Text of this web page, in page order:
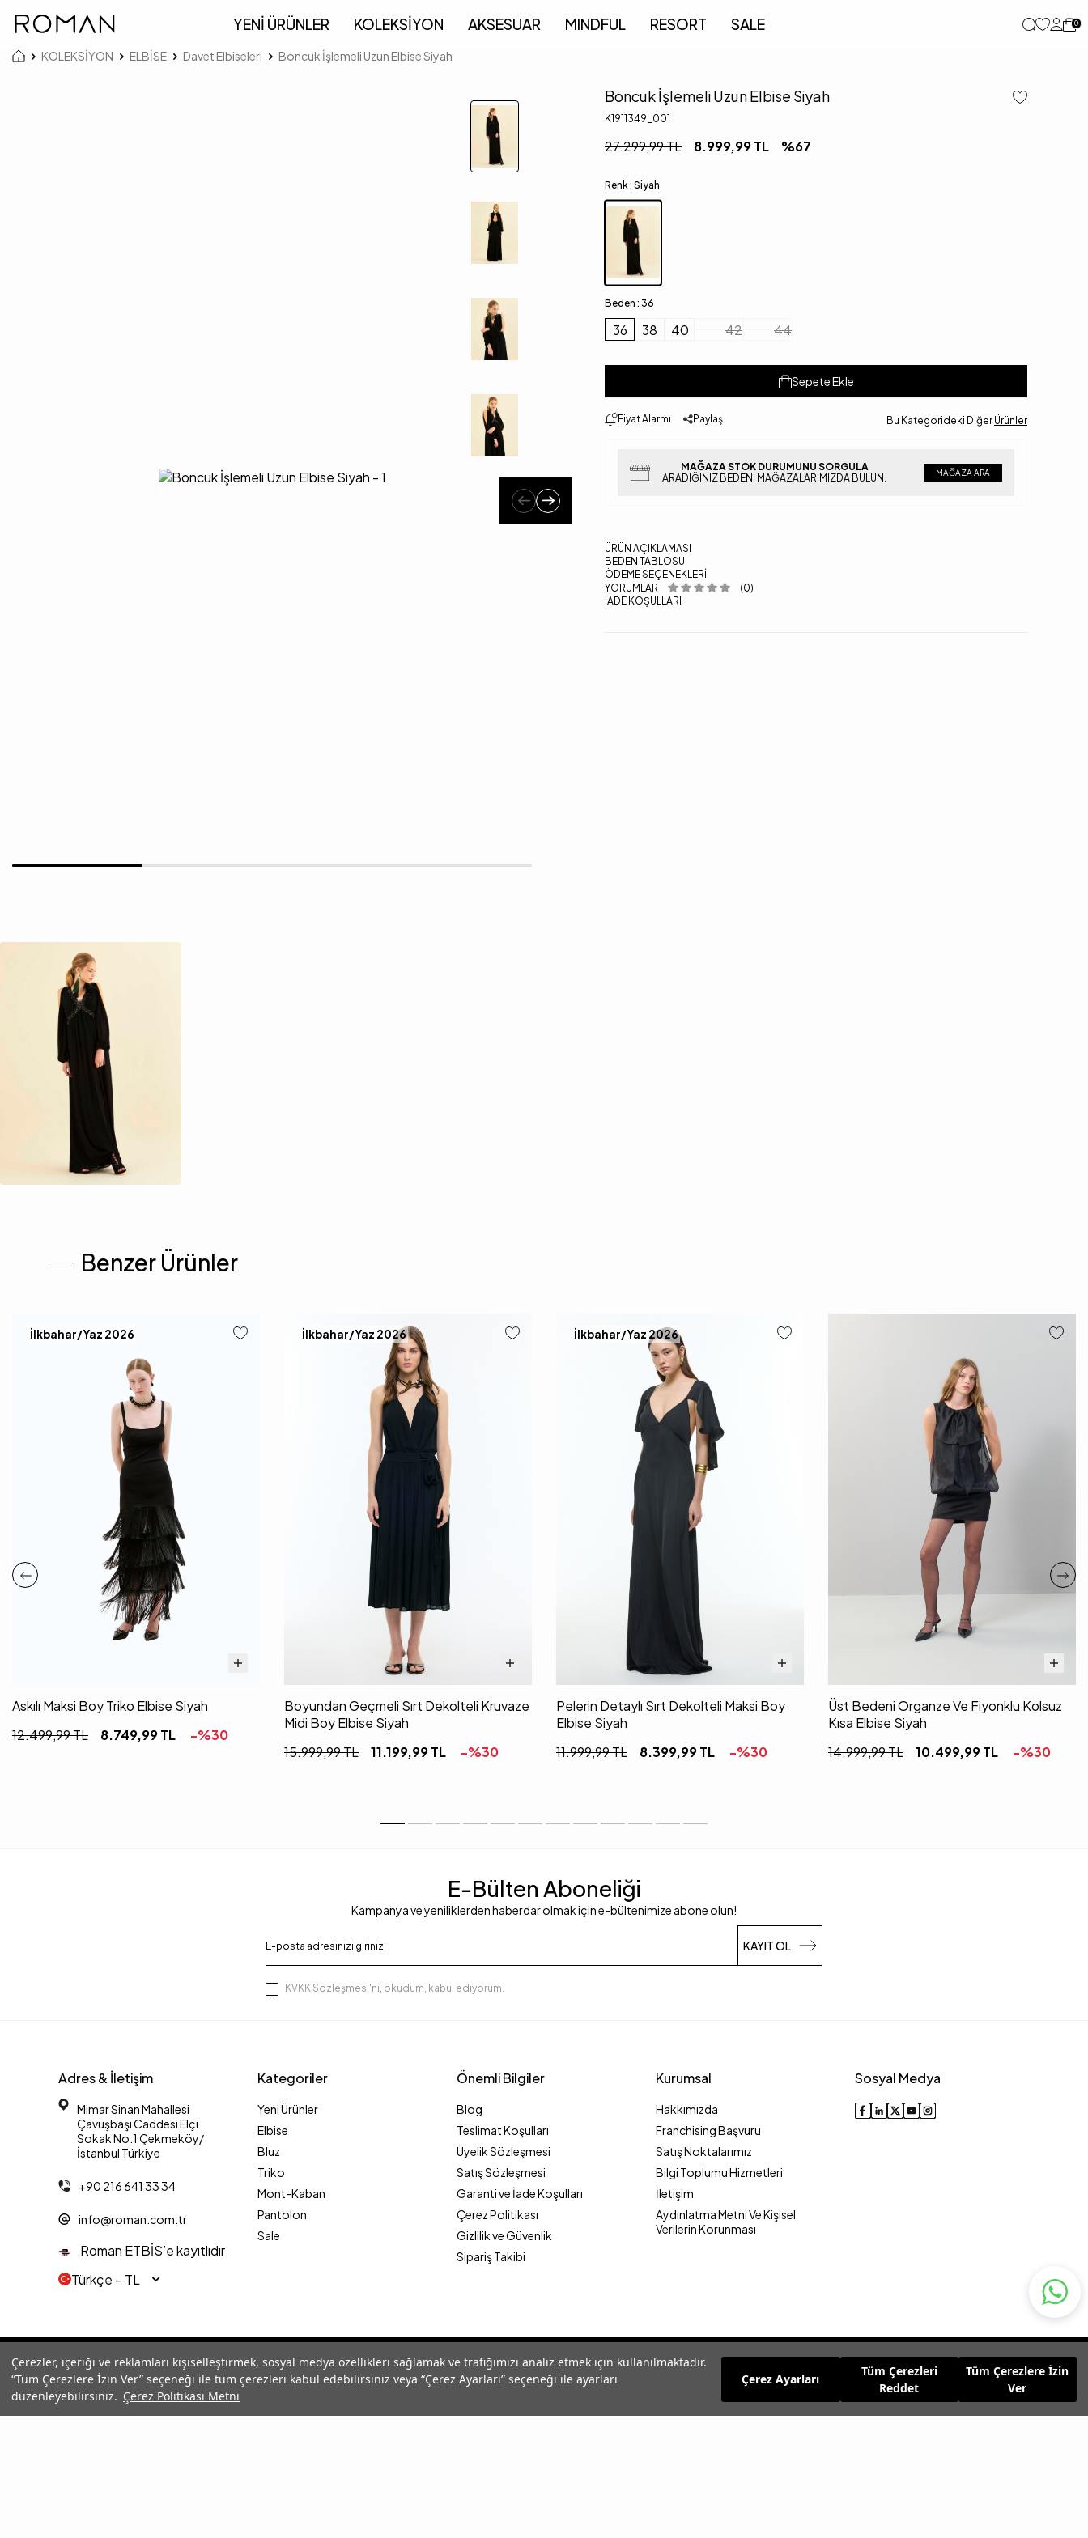
Çerezler, içeriği ve reklamları kişiselleştirmek, sosyal medya özellikleri sağlamak ve trafiğimizi analiz etmek için kullanılmaktadır.
“Tüm Çerezlere İzin Ver” seçeneği ile tüm çerezleri kabul edebilirsiniz veya “Çerez Ayarları” seçeneği ile ayarları
düzenleyebilirsiniz. Çerez Politikası Metni
Çerez Ayarları
Tüm Çerezleri
Reddet
Tüm Çerezlere İzin
Ver
YENİ ÜRÜNLER KOLEKSİYON AKSESUAR MINDFUL RESORT SALE 0
KOLEKSİYON ELBİSE Davet Elbiseleri Boncuk İşlemeli Uzun Elbise Siyah
Boncuk İşlemeli Uzun Elbise Siyah
K1911349_001
27.299,99TL 8.999,99TL %67
Renk : Siyah
Beden : 36
36 38 40 42 44
Sepete Ekle
Fiyat Alarmı Paylaş Bu Kategorideki Diğer Ürünler
MAĞAZA STOK DURUMUNU SORGULA
ARADIĞINIZ BEDENI MAĞAZALARIMIZDA BULUN.
MAĞAZA ARA
ÜRÜN AÇIKLAMASI
BEDEN TABLOSU
ÖDEME SEÇENEKLERI
YORUMLAR
(0)
İADE KOŞULLARI
Benzer Ürünler
İlkbahar/Yaz 2026
Askılı Maksi Boy Triko Elbise Siyah
12.499,99TL 8.749,99TL -%30
İlkbahar/Yaz 2026
Boyundan Geçmeli Sırt Dekolteli Kruvaze
Midi Boy Elbise Siyah
15.999,99TL 11.199,99TL -%30
İlkbahar/Yaz 2026
Pelerin Detaylı Sırt Dekolteli Maksi Boy
Elbise Siyah
11.999,99TL 8.399,99TL -%30
Üst Bedeni Organze Ve Fiyonklu Kolsuz
Kısa Elbise Siyah
14.999,99TL 10.499,99TL -%30
E-Bülten Aboneliği
Kampanya ve yeniliklerden haberdar olmak için e-bültenimize abone olun!
KAYIT OL
KVKK Sözleşmesi'ni, okudum, kabul ediyorum.
Adres & İletişim
Mimar Sinan Mahallesi
Çavuşbaşı Caddesi Elçi
Sokak No:1 Çekmeköy/
İstanbul Türkiye
+90 216 641 33 34
info@roman.com.tr
Roman ETBİS’e kayıtlıdır
Türkçe − TL
Kategoriler
Yeni Ürünler
Elbise
Bluz
Triko
Mont-Kaban
Pantolon
Sale
Önemli Bilgiler
Blog
Teslimat Koşulları
Üyelik Sözleşmesi
Satış Sözleşmesi
Garanti ve İade Koşulları
Çerez Politikası
Gizlilik ve Güvenlik
Sipariş Takibi
Kurumsal
Hakkımızda
Franchising Başvuru
Satış Noktalarımız
Bilgi Toplumu Hizmetleri
İletişim
Aydınlatma Metni Ve Kişisel
Verilerin Korunması
Sosyal Medya
© 2025 Roman® Tüm Hakları Saklıdır, İzinsiz kullanılamaz